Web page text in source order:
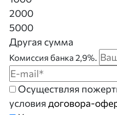
2000
5000
Другая сумма
Комиссия банка 2,9%.
Осуществляя
условия договора-